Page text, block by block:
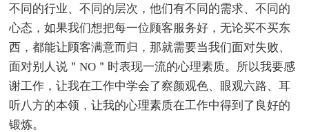
不同的行业、不同的层次，他们有不同的需求、不同的
心态，如果我们想把每一位顾客服务好，无论买不买东
西，都能让顾客满意而归，那就需要当我们面对失败、
面对别人说＂NO＂时表现一流的心理素质。所以我要感
谢工作，让我在工作中学会了察颜观色、眼观六路、耳
听八方的本领，让我的心理素质在工作中得到了良好的
锻炼。